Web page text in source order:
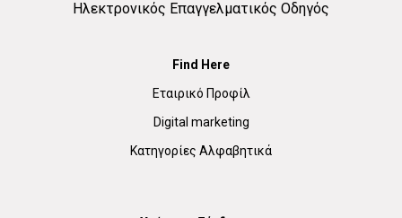
Ηλεκτρονικός Επαγγελματικός Οδηγός
Find Here
Εταιρικό Προφίλ
Digital marketing
Κατηγορίες Αλφαβητικά